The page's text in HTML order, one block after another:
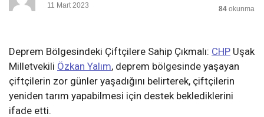
11 Mart 2023 84 okunma
Deprem Bölgesindeki Çiftçilere Sahip Çıkmalı: CHP Uşak
Milletvekili Özkan Yalım, deprem bölgesinde yaşayan
çiftçilerin zor günler yaşadığını belirterek, çiftçilerin
yeniden tarım yapabilmesi için destek beklediklerini
ifade etti.